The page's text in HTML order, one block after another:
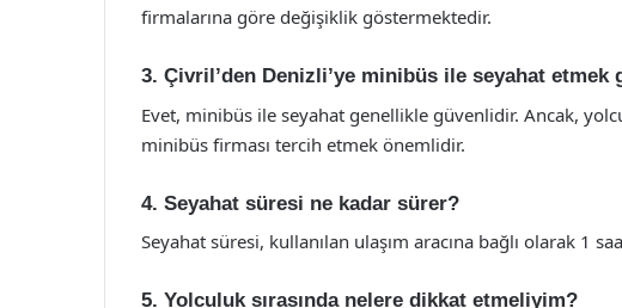
firmalarına göre değişiklik göstermektedir.
3. Çivril’den Denizli’ye minibüs ile seyahat etmek
Evet, minibüs ile seyahat genellikle güvenlidir. Ancak,
minibüs firması tercih etmek önemlidir.
4. Seyahat süresi ne kadar sürer?
Seyahat süresi, kullanılan ulaşım aracına bağlı olarak 1
5. Yolculuk sırasında nelere dikkat etmeliyim?